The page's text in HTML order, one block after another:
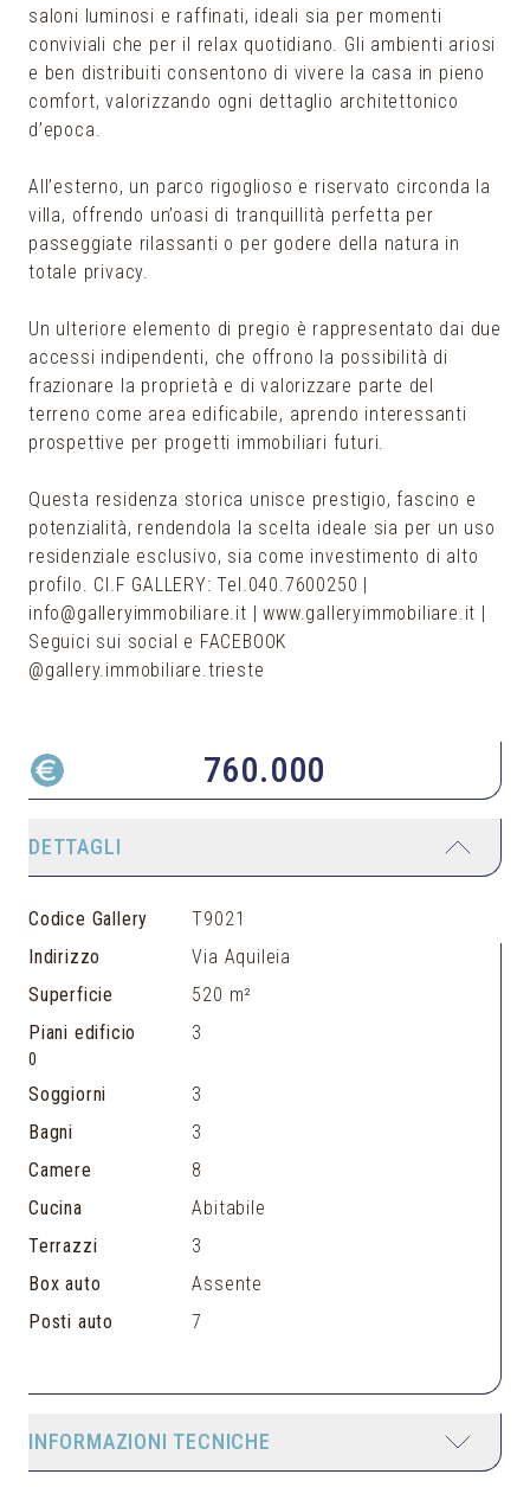
saloni luminosi e raffinati, ideali sia per momenti
conviviali che per il relax quotidiano. Gli ambienti ariosi
e ben distribuiti consentono di vivere la casa in pieno
comfort, valorizzando ogni dettaglio architettonico
d’epoca.
All’esterno, un parco rigoglioso e riservato circonda la
villa, offrendo un’oasi di tranquillità perfetta per
passeggiate rilassanti o per godere della natura in
totale privacy.
Un ulteriore elemento di pregio è rappresentato dai due
accessi indipendenti, che offrono la possibilità di
frazionare la proprietà e di valorizzare parte del
terreno come area edificabile, aprendo interessanti
prospettive per progetti immobiliari futuri.
Questa residenza storica unisce prestigio, fascino e
potenzialità, rendendola la scelta ideale sia per un uso
residenziale esclusivo, sia come investimento di alto
profilo. Cl.F GALLERY: Tel.040.7600250 |
info@galleryimmobiliare.it | www.galleryimmobiliare.it |
Seguici sui social e FACEBOOK
@gallery.immobiliare.trieste
760.000
DETTAGLI
Codice Gallery
T9021
Indirizzo
Via Aquileia
Superficie
520 m²
Piani edificio
3
0
Soggiorni
3
Bagni
3
Camere
8
Cucina
Abitabile
Terrazzi
3
Box auto
Assente
Posti auto
7
INFORMAZIONI TECNICHE